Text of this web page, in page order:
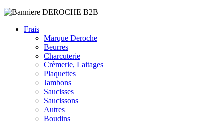
Frais
Marque Deroche
Beurres
Charcuterie
Crèmerie, Laitages
Plaquettes
Jambons
Saucisses
Saucissons
Autres
Boudins